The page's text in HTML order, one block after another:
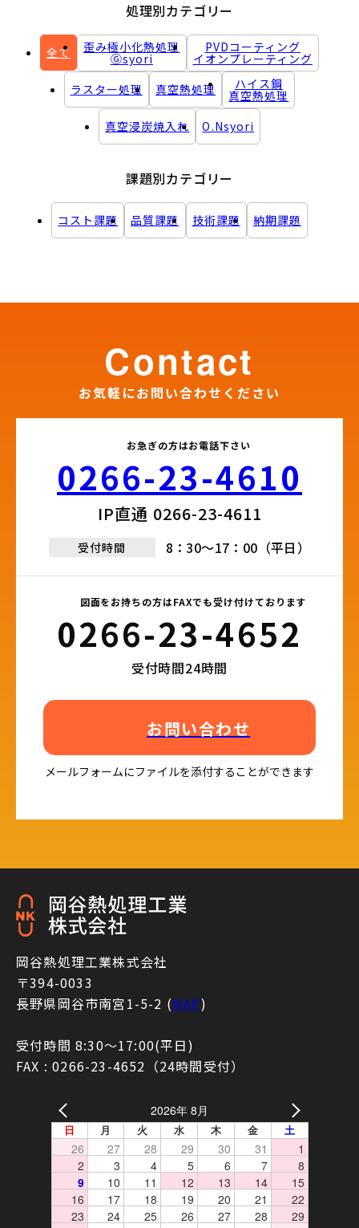
処理別カテゴリー
全て 歪み極小化熱処理
Ⓖsyori
PVDコーティング
イオンプレーティング
ラスター処理
真空熱処理 ハイス鋼
真空熱処理
真空浸炭焼入れ
O.Nsyori
課題別カテゴリー
コスト課題 品質課題 技術課題 納期課題
お気軽にお問い合わせください
contact
お急ぎの方はお電話下さい
0266-23-4610​
IP直通 0266-23-4611​
受付時間 8：30～17：00（平日）
図面をお持ちの方はFAXでも受け付けております
0266-23-4652​
受付時間24時間
お問い合わせ
メールフォームにファイルを添付することができます
岡谷熱処理工業株式会社
〒394-0033
長野県岡谷市南宮1-5-2 (MAP)
受付時間 8:30〜17:00(平日)
FAX : 0266-23-4652（24時間受付）
2026年 8月
日 月 火 水 木 金 土
26 27 28 29 30 31
1
2
3 4 5 6 7
8
9
10 11 12 13 14
15
16
17 18 19 20 21
22
23
24 25 26 27 28
29